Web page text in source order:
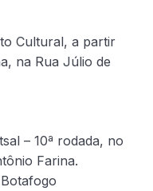
Cultural, a partir
na Rua Júlio de
– 10ª rodada, no
Farina.